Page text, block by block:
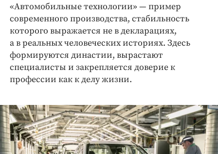
«Автомобильные технологии» — пример
современного производства, стабильность
которого выражается не в декларациях,
а в реальных человеческих историях. Здесь
формируются династии, вырастают
специалисты и закрепляется доверие к
профессии как к делу жизни.